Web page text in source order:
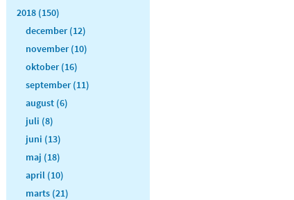
2018 (150)
december (12)
november (10)
oktober (16)
september (11)
august (6)
juli (8)
juni (13)
maj (18)
april (10)
marts (21)